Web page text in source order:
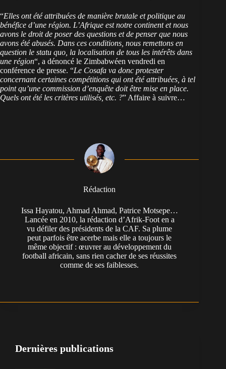
“Elles ont été attribuées de manière brutale et politique au
bénéfice d’une région. L’Afrique est notre continent et nous
avons le droit de poser des questions et de penser que nous
avons été abusés. Dans ces conditions, nous remettons en
question le statu quo, la localisation de tous les intérêts dans
une région“, a dénoncé le Zimbabwéen vendredi en
conférence de presse. “Le Cosafa va donc protester
concernant certaines compétitions qui ont été attribuées, à tel
point qu’une commission d’enquête doit être mise en place.
Quels ont été les critères utilisés, etc. ?” Affaire à suivre…
Rédaction
Issa Hayatou, Ahmad Ahmad, Patrice Motsepe…
Lancée en 2010, la rédaction d’Afrik-Foot en a
vu défiler des présidents de la CAF. Sa plume
peut parfois être acerbe mais elle a toujours le
même objectif : œuvrer au développement du
football africain, sans rien cacher de ses réussites
comme de ses faiblesses.
Dernières publications